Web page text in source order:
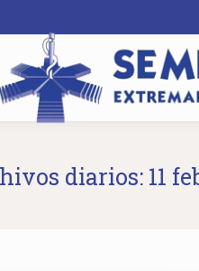
diarios: 11